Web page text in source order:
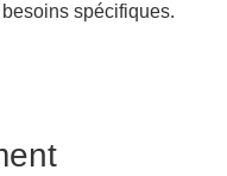
spécifiques.